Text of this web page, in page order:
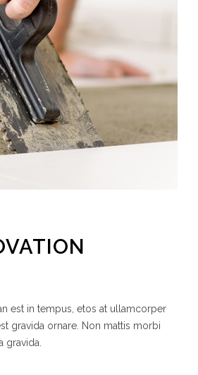
est in tempus, etos at ullamcorper
gravida ornare. Non mattis morbi